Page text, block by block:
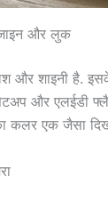
और लुक
और शाइनी है.
और एलईडी
कलर एक जैसा